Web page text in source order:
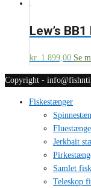
Lew’s
kr. 1.899,00 Se
Copyright -
Fiskestænger
Jerkbait
Samlet
Teleskop